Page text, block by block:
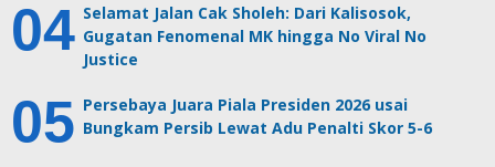
Selamat Jalan Cak Sholeh: Dari Kalisosok,
Gugatan Fenomenal MK hingga No Viral No
Justice
Persebaya Juara Piala Presiden 2026 usai
Bungkam Persib Lewat Adu Penalti Skor 5-6